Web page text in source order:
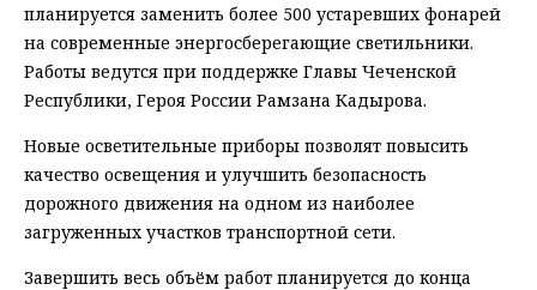
планируется заменить более 500 устаревших фонарей
на современные энергосберегающие светильники.
Работы ведутся при поддержке Главы Чеченской
Республики, Героя России Рамзана Кадырова.
Новые осветительные приборы позволят повысить
качество освещения и улучшить безопасность
дорожного движения на одном из наиболее
загруженных участков транспортной сети.
Завершить весь объём работ планируется до конца